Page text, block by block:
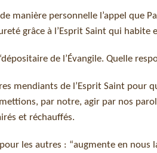
manière personnelle l’appel que
grâce à l’Esprit Saint qui habite
de l’Évangile. Quelle
mendiants de l’Esprit Saint pour
par notre, agir par nos
et réchauffés.
les autres : “augmente en nous